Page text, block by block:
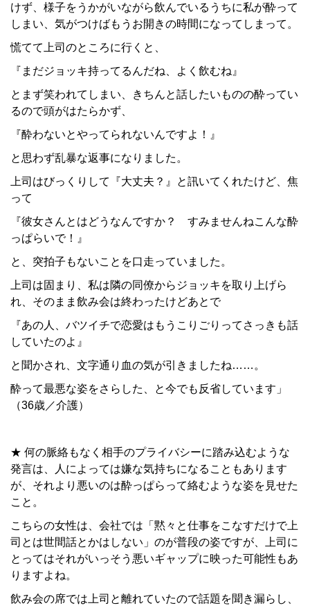
けず、様子をうかがいながら飲んでいるうちに私が酔って
しまい、気がつけばもうお開きの時間になってしまって。
慌てて上司のところに行くと、
『まだジョッキ持ってるんだね、よく飲むね』
とまず笑われてしまい、きちんと話したいものの酔ってい
るので頭がはたらかず、
『酔わないとやってられないんですよ！』
と思わず乱暴な返事になりました。
上司はびっくりして『大丈夫？』と訊いてくれたけど、焦
って
『彼女さんとはどうなんですか？ すみませんねこんな酔
っぱらいで！』
と、突拍子もないことを口走っていました。
上司は固まり、私は隣の同僚からジョッキを取り上げら
れ、そのまま飲み会は終わったけどあとで
『あの人、バツイチで恋愛はもうこりごりってさっきも話
していたのよ』
と聞かされ、文字通り血の気が引きましたね……。
酔って最悪な姿をさらした、と今でも反省しています」
（36歳／介護）
★ 何の脈絡もなく相手のプライバシーに踏み込むような
発言は、人によっては嫌な気持ちになることもあります
が、それより悪いのは酔っぱらって絡むような姿を見せた
こと。
こちらの女性は、会社では「黙々と仕事をこなすだけで上
司とは世間話とかはしない」のが普段の姿ですが、上司に
とってはそれがいっそう悪いギャップに映った可能性もあ
りますよね。
飲み会の席では上司と離れていたので話題を聞き漏らし、